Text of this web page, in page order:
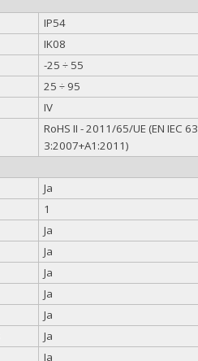
IP54
IK08
-25 ÷ 55
25 ÷ 95
IV
RoHS II - 2011/65/UE (EN IEC
3:2007+A1:2011)
Ja
1
Ja
Ja
Ja
Ja
Ja
Ja
Ja